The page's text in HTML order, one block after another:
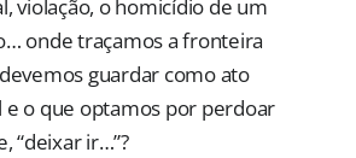
violação, o homicídio de um
onde traçamos a fronteira
guardar como ato
e o que optamos por perdoar
“deixar ir…”?